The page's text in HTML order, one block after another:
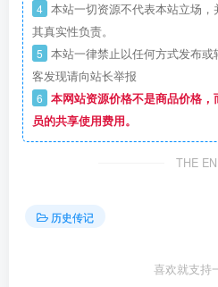
4 本站一切资源不代表本站立场
其真实性负责。
5 本站一律禁止以任何方式发布
客发现请向站长举报
6 本网站资源价格不是商品价格
员的共享使用费用。
THE
历史传记
喜欢就支持